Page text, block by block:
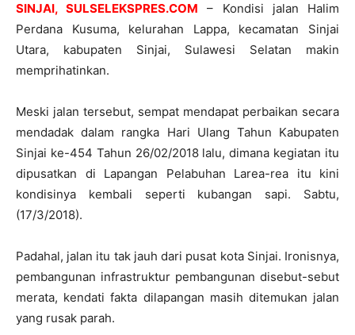
SINJAI, SULSELEKSPRES.COM – Kondisi jalan Halim
Perdana Kusuma, kelurahan Lappa, kecamatan Sinjai
Utara, kabupaten Sinjai, Sulawesi Selatan makin
memprihatinkan.
Meski jalan tersebut, sempat mendapat perbaikan secara
mendadak dalam rangka Hari Ulang Tahun Kabupaten
Sinjai ke-454 Tahun 26/02/2018 lalu, dimana kegiatan itu
dipusatkan di Lapangan Pelabuhan Larea-rea itu kini
kondisinya kembali seperti kubangan sapi. Sabtu,
(17/3/2018).
Padahal, jalan itu tak jauh dari pusat kota Sinjai. Ironisnya,
pembangunan infrastruktur pembangunan disebut-sebut
merata, kendati fakta dilapangan masih ditemukan jalan
yang rusak parah.